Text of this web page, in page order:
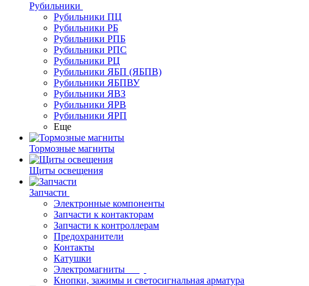
Рубильники
Рубильники ПЦ
Рубильники РБ
Рубильники РПБ
Рубильники РПС
Рубильники РЦ
Рубильники ЯБП (ЯБПВ)
Рубильники ЯБПВУ
Рубильники ЯВЗ
Рубильники ЯРВ
Рубильники ЯРП
Еще
Тормозные магниты
Щиты освещения
Запчасти
Электронные компоненты
Запчасти к контакторам
Запчасти к контроллерам
Предохранители
Контакты
Катушки
Электромагниты
Кнопки, зажимы и светосигнальная арматура